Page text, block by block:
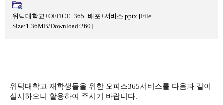
위덕대학교+OFFICE+365+배포+서비스.pptx [File
Size:1.36MB/Download:260]
위덕대학교 재학생들을 위한 오피스365서비스를 다음과 같이
실시하오니 활용하여 주시기 바랍니다.